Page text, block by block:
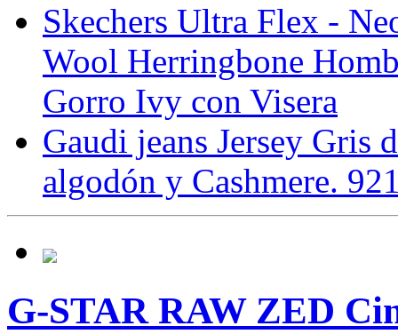
Skechers Ultra Flex -
Wool Herringbone
Gorro Ivy con Visera
Gaudi jeans Jersey Gris
algodón y Cashmere.
G-STAR RAW ZED